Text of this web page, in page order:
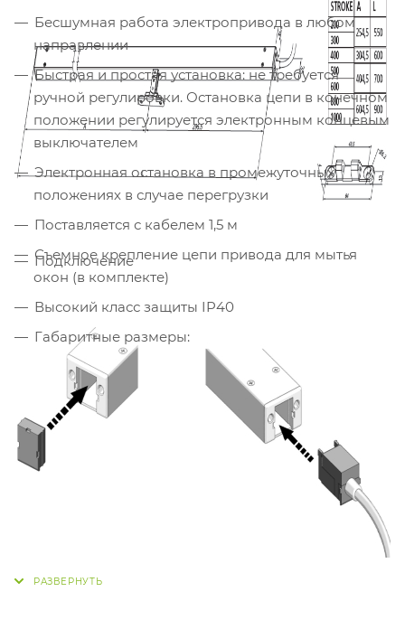
Бесшумная работа электропривода в любом
направлении
Быстрая и простая установка: не требуется
ручной регулировки. Остановка цепи в конечном
положении регулируется электронным концевым
выключателем
Электронная остановка в промежуточных
положениях в случае перегрузки
Поставляется с кабелем 1,5 м
Съемное крепление цепи привода для мытья
окон (в комплекте)
Высокий класс защиты IP40
Габаритные размеры:
Подключение